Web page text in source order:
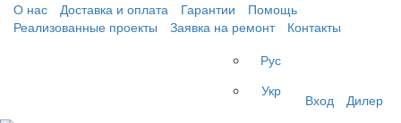
О нас Доставка и оплата Гарантии
Помощь
Реализованные проекты
Заявка на ремонт
Контакты
Рус
Укр
Вход Дилер